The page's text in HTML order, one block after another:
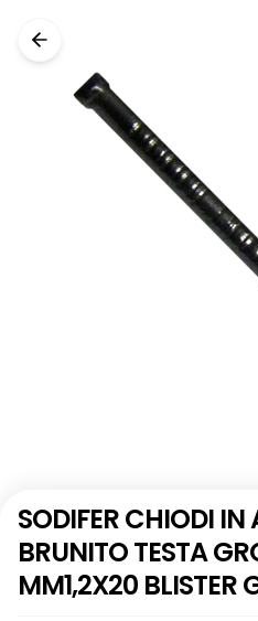
SODIFER CHIODI
BRUNITO TESTA
MM1,2X20 BLISTER